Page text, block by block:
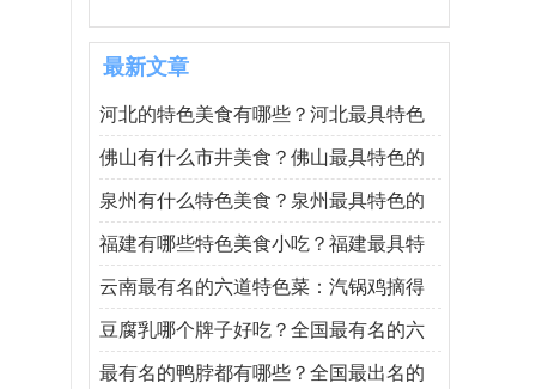
最新文章
河北的特色美食有哪些？河北最具特色
佛山有什么市井美食？佛山最具特色的
泉州有什么特色美食？泉州最具特色的
福建有哪些特色美食小吃？福建最具特
云南最有名的六道特色菜：汽锅鸡摘得
豆腐乳哪个牌子好吃？全国最有名的六
最有名的鸭脖都有哪些？全国最出名的